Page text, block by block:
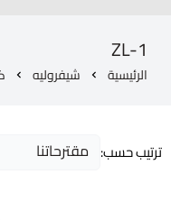
شيفروليه كمارو ZL-1